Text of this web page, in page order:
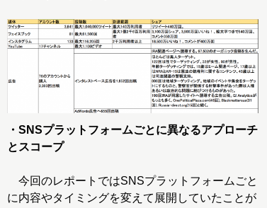
・SNSプラットフォームごとに異なるアプローチ
とスコープ
今回のレポートではSNSプラットフォームごと
に内容やタイミングを変えて展開していたことが